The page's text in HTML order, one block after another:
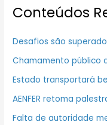
Conteúdos
Desafios são
Chamamento público
Estado transportará
AENFER retoma
Falta de autoridade